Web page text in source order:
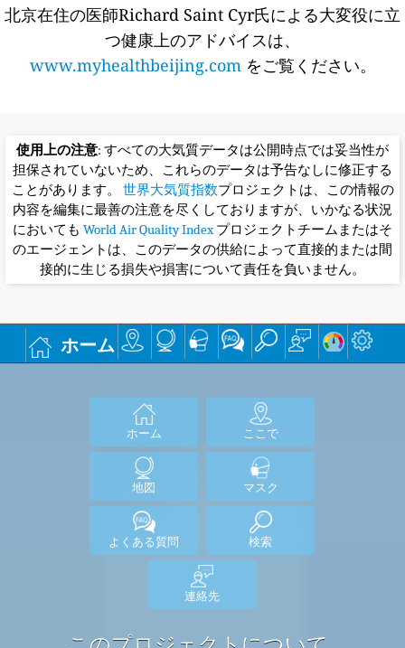
北京在住の医師Richard Saint Cyr氏による大変役に立
つ健康上のアドバイスは、
www.myhealthbeijing.com をご覧ください。
使用上の注意: すべての大気質データは公開時点では妥当性が
担保されていないため、これらのデータは予告なしに修正する
ことがあります。 世界大気質指数プロジェクトは、この情報の
内容を編集に最善の注意を尽くしておりますが、いかなる状況
においても World Air Quality Indexプロジェクトチームまたはそ
のエージェントは、このデータの供給によって直接的または間
接的に生じる損失や損害について責任を負いません。
ホーム
ホーム ここで
地図 マスク
よくある質問 検索
連絡先